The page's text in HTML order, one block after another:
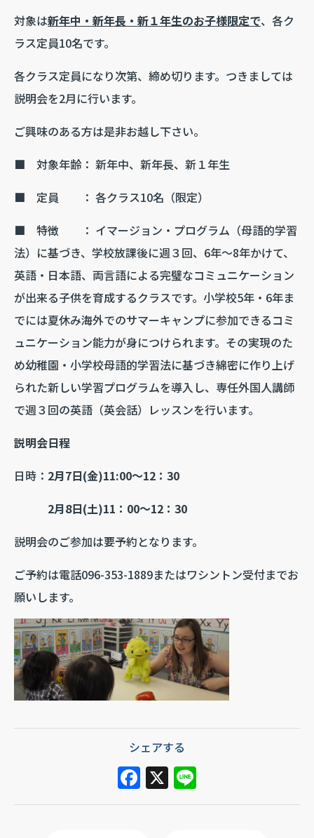
対象は新年中・新年長・新１年生のお子様限定で、各ク
ラス定員10名です。
各クラス定員になり次第、締め切ります。つきましては
説明会を2月に行います。
ご興味のある方は是非お越し下さい。
■ 対象年齢： 新年中、新年長、新１年生
■ 定員 ： 各クラス10名（限定）
■ 特徴 ： イマージョン・プログラム（母語的学習
法）に基づき、学校放課後に週３回、6年～8年かけて、
英語・日本語、両言語による完璧なコミュニケーション
が出来る子供を育成するクラスです。小学校5年・6年ま
でには夏休み海外でのサマーキャンプに参加できるコミ
ュニケーション能力が身につけられます。その実現のた
め幼稚園・小学校母語的学習法に基づき綿密に作り上げ
られた新しい学習プログラムを導入し、専任外国人講師
で週３回の英語（英会話）レッスンを行います。
説明会日程
日時： 2月7日(金)11:00～12：30
2月8日(土)11：00～12：30
説明会のご参加は要予約となります。
ご予約は電話096-353-1889またはワシントン受付までお
願いします。
シェアする
F
a
X
n